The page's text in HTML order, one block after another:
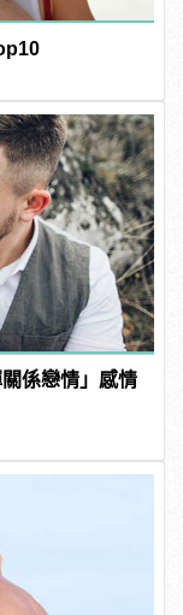
係戀情」感情